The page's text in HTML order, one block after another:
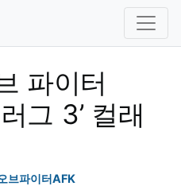
파이터
그 3’ 컬래
브파이터AFK